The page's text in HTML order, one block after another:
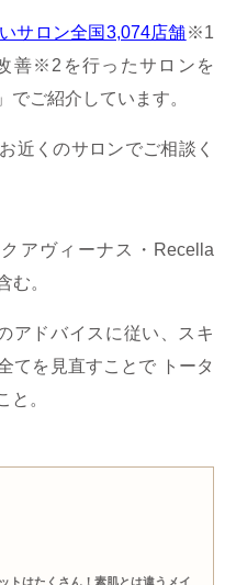
サロン全国3,074店舗※1
善※2を行ったサロンを
」でご紹介しています。
近くのサロンでご相談く
アヴィーナス・Recella
む。
ドバイスに従い、スキ
てを見直すことで トータ
と。
トはたくさん！素肌とは違うメイ